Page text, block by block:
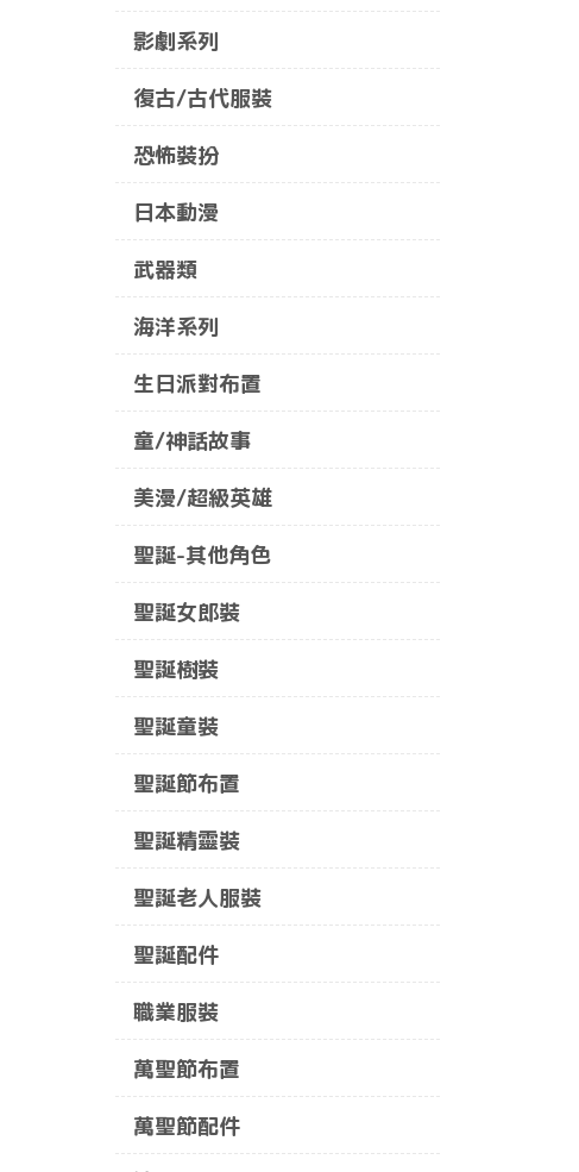
影劇系列
復古/古代服裝
恐怖裝扮
日本動漫
武器類
海洋系列
生日派對布置
童/神話故事
美漫/超級英雄
聖誕-其他角色
聖誕女郎裝
聖誕樹裝
聖誕童裝
聖誕節布置
聖誕精靈裝
聖誕老人服裝
聖誕配件
職業服裝
萬聖節布置
萬聖節配件